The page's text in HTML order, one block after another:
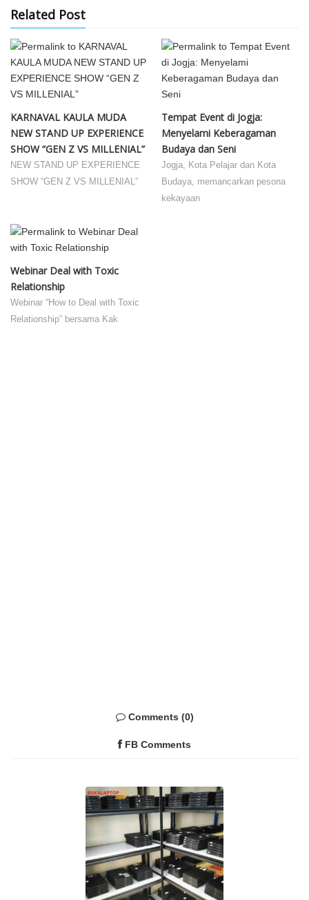
Related Post
KARNAVAL KAULA MUDA
NEW STAND UP EXPERIENCE
SHOW “GEN Z VS MILLENIAL”
NEW STAND UP EXPERIENCE
SHOW “GEN Z VS MILLENIAL”
Tempat Event di Jogja:
Menyelami Keberagaman
Budaya dan Seni
Jogja, Kota Pelajar dan Kota
Budaya, memancarkan pesona
kekayaan
Webinar Deal with Toxic
Relationship
Webinar “How to Deal with Toxic
Relationship” bersama Kak
Comments (0)
FB Comments